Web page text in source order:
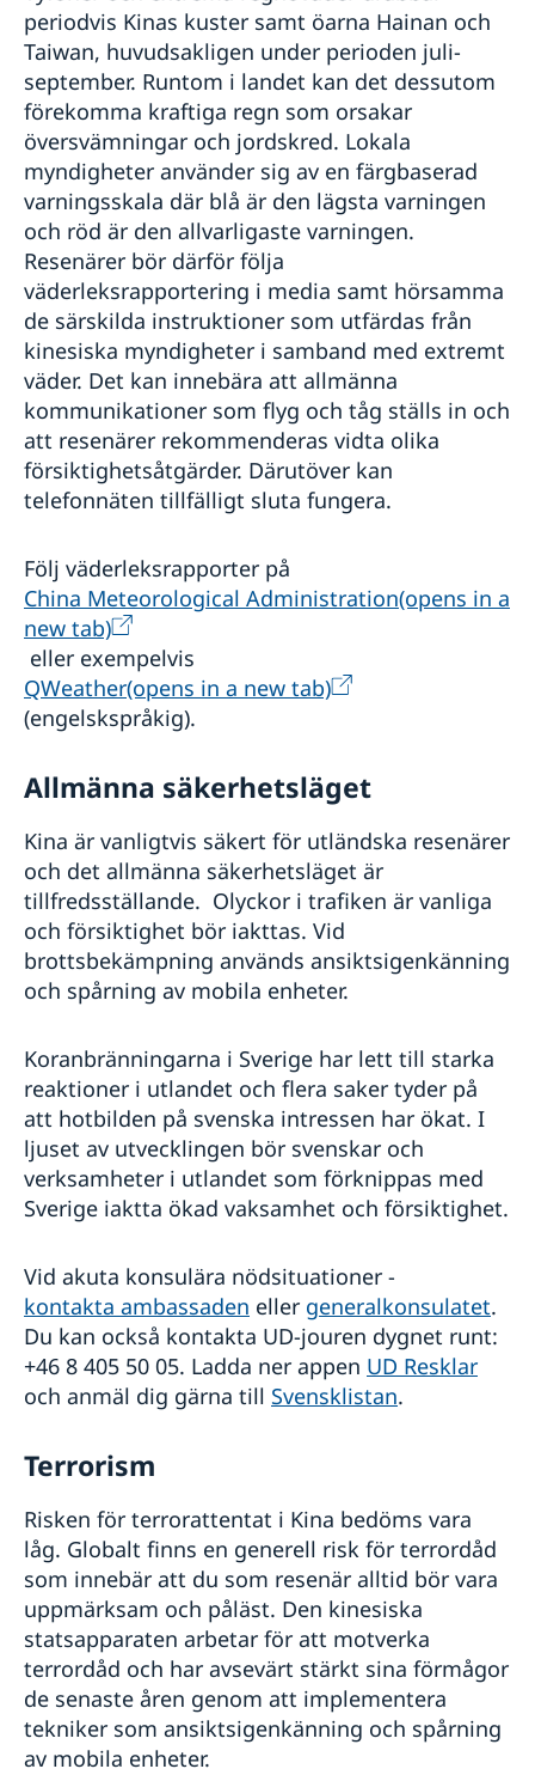
periodvis Kinas kuster samt öarna Hainan och
Taiwan, huvudsakligen under perioden juli-
september. Runtom i landet kan det dessutom
förekomma kraftiga regn som orsakar
översvämningar och jordskred. Lokala
myndigheter använder sig av en färgbaserad
varningsskala där blå är den lägsta varningen
och röd är den allvarligaste varningen.
Resenärer bör därför följa
väderleksrapportering i media samt hörsamma
de särskilda instruktioner som utfärdas från
kinesiska myndigheter i samband med extremt
väder. Det kan innebära att allmänna
kommunikationer som flyg och tåg ställs in och
att resenärer rekommenderas vidta olika
försiktighetsåtgärder. Därutöver kan
telefonnäten tillfälligt sluta fungera.
Följ väderleksrapporter på
China Meteorological Administration(opens in a
new tab)
eller exempelvis
QWeather(opens in a new tab)
(engelskspråkig).
Allmänna säkerhetsläget
Kina är vanligtvis säkert för utländska resenärer
och det allmänna säkerhetsläget är
tillfredsställande. Olyckor i trafiken är vanliga
och försiktighet bör iakttas. Vid
brottsbekämpning används ansiktsigenkänning
och spårning av mobila enheter.
Koranbränningarna i Sverige har lett till starka
reaktioner i utlandet och flera saker tyder på
att hotbilden på svenska intressen har ökat. I
ljuset av utvecklingen bör svenskar och
verksamheter i utlandet som förknippas med
Sverige iaktta ökad vaksamhet och försiktighet.
Vid akuta konsulära nödsituationer -
kontakta ambassaden eller generalkonsulatet.
Du kan också kontakta UD-jouren dygnet runt:
+46 8 405 50 05. Ladda ner appen UD Resklar
och anmäl dig gärna till Svensklistan.
Terrorism
Risken för terrorattentat i Kina bedöms vara
låg. Globalt finns en generell risk för terrordåd
som innebär att du som resenär alltid bör vara
uppmärksam och påläst. Den kinesiska
statsapparaten arbetar för att motverka
terrordåd och har avsevärt stärkt sina förmågor
de senaste åren genom att implementera
tekniker som ansiktsigenkänning och spårning
av mobila enheter.